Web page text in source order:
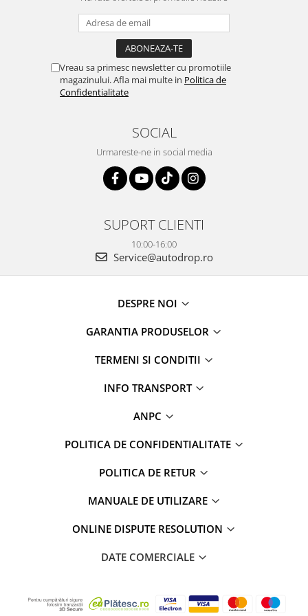
Vreau sa primesc newsletter cu promotiile
magazinului. Afla mai multe in Politica de
Confidentialitate
SOCIAL
Urmareste-ne in social media
SUPORT CLIENTI
10:00-16:00
Service@autodrop.ro
DESPRE NOI
GARANTIA PRODUSELOR
TERMENI SI CONDITII
INFO TRANSPORT
ANPC
POLITICA DE CONFIDENTIALITATE
POLITICA DE RETUR
MANUALE DE UTILIZARE
ONLINE DISPUTE RESOLUTION
DATE COMERCIALE